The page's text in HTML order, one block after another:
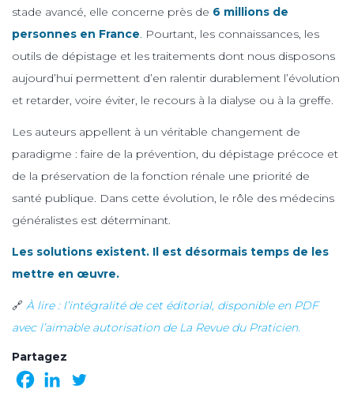
stade avancé, elle concerne près de 6 millions de
personnes en France. Pourtant, les connaissances, les
outils de dépistage et les traitements dont nous disposons
aujourd’hui permettent d’en ralentir durablement l’évolution
et retarder, voire éviter, le recours à la dialyse ou à la greffe.
Les auteurs appellent à un véritable changement de
paradigme : faire de la prévention, du dépistage précoce et
de la préservation de la fonction rénale une priorité de
santé publique. Dans cette évolution, le rôle des médecins
généralistes est déterminant.
Les solutions existent. Il est désormais temps de les
mettre en œuvre.
🔗 À lire : l’intégralité de cet éditorial, disponible en PDF
avec l’aimable autorisation de La Revue du Praticien.
Partagez